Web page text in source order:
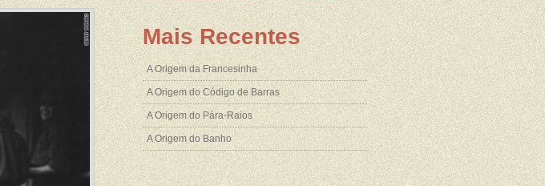
Mais Recentes
A Origem da Francesinha
A Origem do Código de Barras
A Origem do Pára-Raios
A Origem do Banho